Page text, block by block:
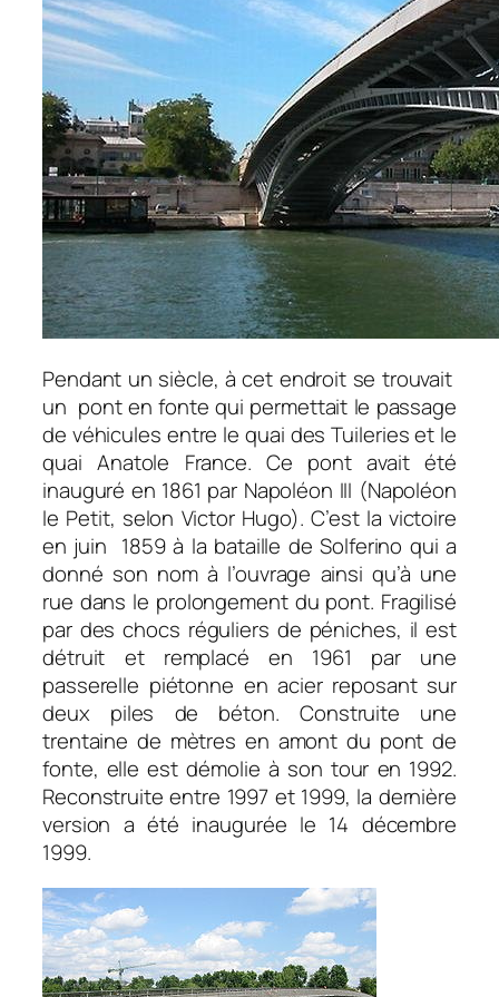
Pendant un siècle, à cet endroit se trouvait
un pont en fonte qui permettait le passage
de véhicules entre le quai des Tuileries et le
quai Anatole France. Ce pont avait été
inauguré en 1861 par Napoléon III (Napoléon
le Petit, selon Victor Hugo). C’est la victoire
en juin 1859 à la bataille de Solferino qui a
donné son nom à l’ouvrage ainsi qu’à une
rue dans le prolongement du pont. Fragilisé
par des chocs réguliers de péniches, il est
détruit et remplacé en 1961 par une
passerelle piétonne en acier reposant sur
deux piles de béton. Construite une
trentaine de mètres en amont du pont de
fonte, elle est démolie à son tour en 1992.
Reconstruite entre 1997 et 1999, la dernière
version a été inaugurée le 14 décembre
1999.